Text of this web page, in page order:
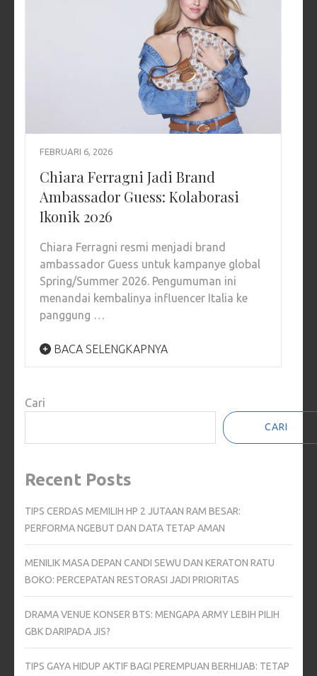
FEBRUARI 6, 2026
Chiara Ferragni Jadi Brand
Ambassador Guess: Kolaborasi
Ikonik 2026
Chiara Ferragni resmi menjadi brand
ambassador Guess untuk kampanye global
Spring/Summer 2026. Pengumuman ini
menandai kembalinya influencer Italia ke
panggung …
BACA SELENGKAPNYA
Cari
CARI
Recent Posts
TIPS CERDAS MEMILIH HP 2 JUTAAN RAM BESAR:
PERFORMA NGEBUT DAN DATA TETAP AMAN
MENILIK MASA DEPAN CANDI SEWU DAN KERATON RATU
BOKO: PERCEPATAN RESTORASI JADI PRIORITAS
DRAMA VENUE KONSER BTS: MENGAPA ARMY LEBIH PILIH
GBK DARIPADA JIS?
TIPS GAYA HIDUP AKTIF BAGI PEREMPUAN BERHIJAB: TETAP